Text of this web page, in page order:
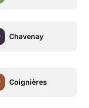
Chavenay
Coignières